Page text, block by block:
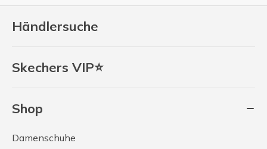
Händlersuche
Skechers VIP⭐
Shop
Damenschuhe